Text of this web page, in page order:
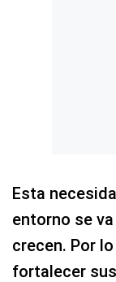
Esta
entorno se
crecen. Por
fortalecer